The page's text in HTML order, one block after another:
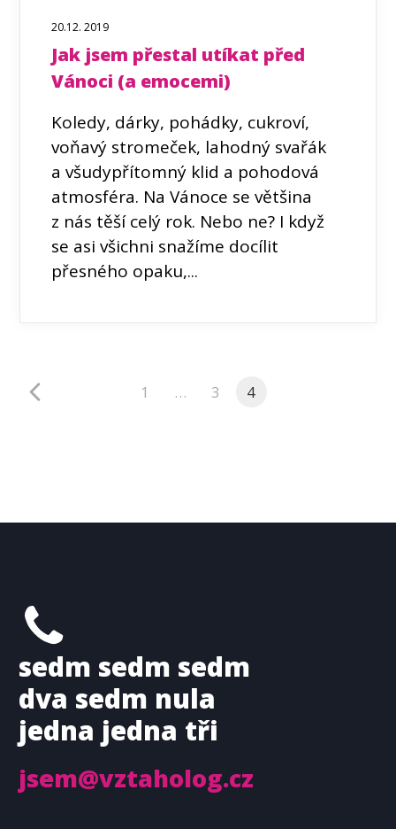
20.12. 2019
Jak jsem přestal utíkat před
Vánoci (a emocemi)
Koledy, dárky, pohádky, cukroví,
voňavý stromeček, lahodný svařák
a všudypřítomný klid a pohodová
atmosféra. Na Vánoce se většina
z nás těší celý rok. Nebo ne? I když
se asi všichni snažíme docílit
přesného opaku,...
1 … 3 4
sedm sedm sedm
dva sedm nula
jedna jedna tři
jsem@vztaholog.cz